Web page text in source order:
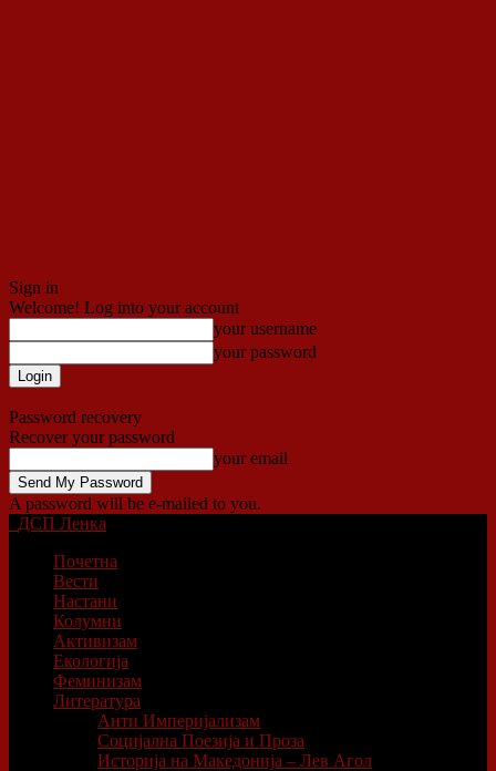
Sign in
Welcome! Log into your account
your username
your password
Password recovery
Recover your password
your email
A password will be e-mailed to you.
ДСП Ленка
Почетна
Вести
Настани
Колумни
Активизам
Екологија
Феминизам
Литература
Анти Империјализам
Социјална Поезија и Проза
Историја на Македонија – Лев Агол